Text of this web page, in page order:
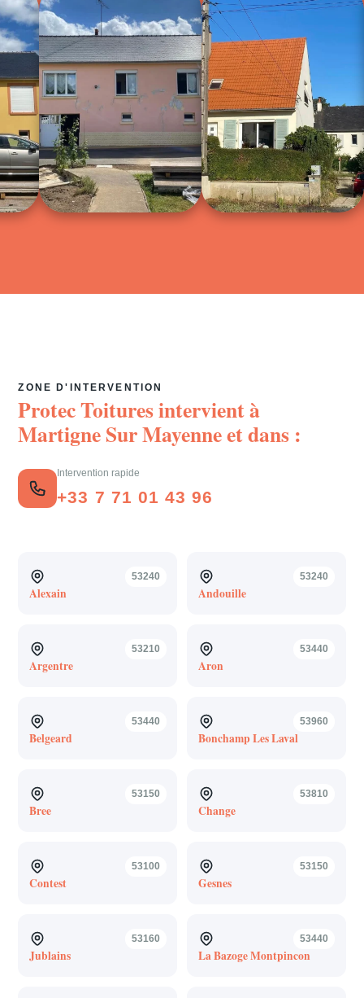
ZONE D'INTERVENTION
Protec Toitures intervient à
Martigne Sur Mayenneet dans :
Intervention rapide
+33 7 71 01 43 96
53240
Alexain
53240
Andouille
53210
Argentre
53440
Aron
53440
Belgeard
53960
Bonchamp Les Laval
53150
Bree
53810
Change
53100
Contest
53150
Gesnes
53160
Jublains
53440
La Bazoge Montpincon